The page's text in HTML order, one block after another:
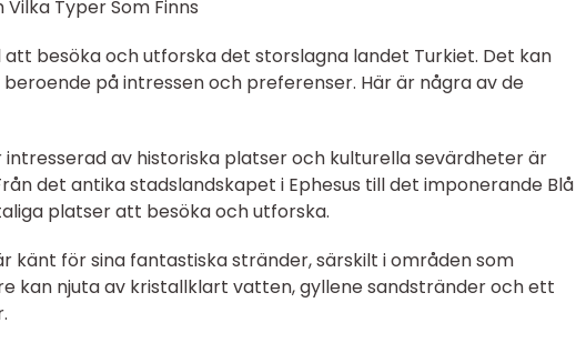
Typer Som Finns
att besöka och utforska det storslagna landet Turkiet. Det kan
på intressen och preferenser. Här är några av de
intresserad av historiska platser och kulturella sevärdheter är
det antika stadslandskapet i Ephesus till det imponerande Blå
platser att besöka och utforska.
känt för sina fantastiska stränder, särskilt i områden som
kan njuta av kristallklart vatten, gyllene sandstränder och ett